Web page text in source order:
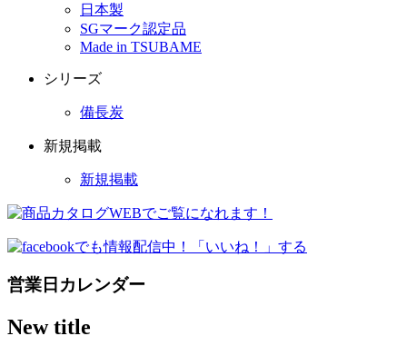
日本製
SGマーク認定品
Made in TSUBAME
シリーズ
備長炭
新規掲載
新規掲載
営業日カレンダー
New title